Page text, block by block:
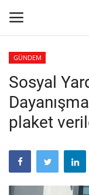
Ana
GÜNDEM
Asayiş
GÜNDEM
Sosyal
plaket